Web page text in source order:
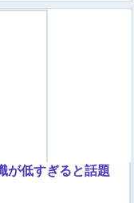
が低すぎると話題